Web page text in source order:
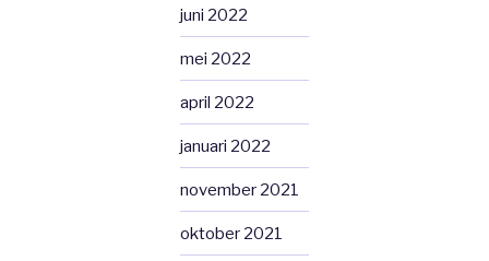
juni 2022
mei 2022
april 2022
januari 2022
november 2021
oktober 2021